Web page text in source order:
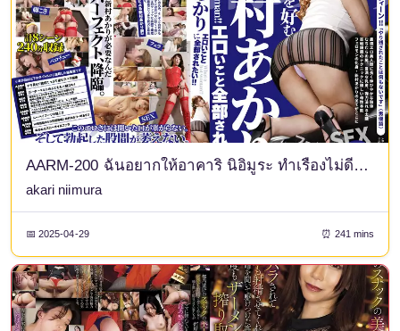
AARM-200 ฉันอยากให้อาคาริ นิอิมูระ ทำเรื่องไม่ดีกับฉันทุกอย่าง! -
akari niimura
📅 2025-04-29 ⏰ 241 mins